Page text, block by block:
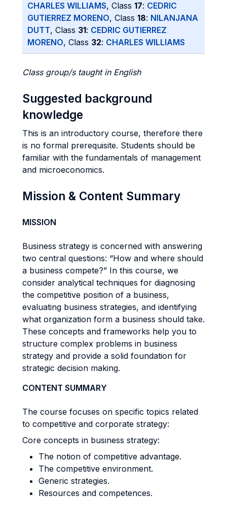
CHARLES WILLIAMS, Class 17: CEDRIC
GUTIERREZ MORENO, Class 18: NILANJANA
DUTT, Class 31: CEDRIC GUTIERREZ
MORENO, Class 32: CHARLES WILLIAMS
Class group/s taught in English
Suggested background
knowledge
This is an introductory course, therefore there
is no formal prerequisite. Students should be
familiar with the fundamentals of management
and microeconomics.
Mission & Content Summary
MISSION
Business strategy is concerned with answering
two central questions: “How and where should
a business compete?” In this course, we
consider analytical techniques for diagnosing
the competitive position of a business,
evaluating business strategies, and identifying
what organization form a business should take.
These concepts and frameworks help you to
structure complex problems in business
strategy and provide a solid foundation for
strategic decision making.
CONTENT SUMMARY
The course focuses on specific topics related
to competitive and corporate strategy:
Core concepts in business strategy:
The notion of competitive advantage.
The competitive environment.
Generic strategies.
Resources and competences.